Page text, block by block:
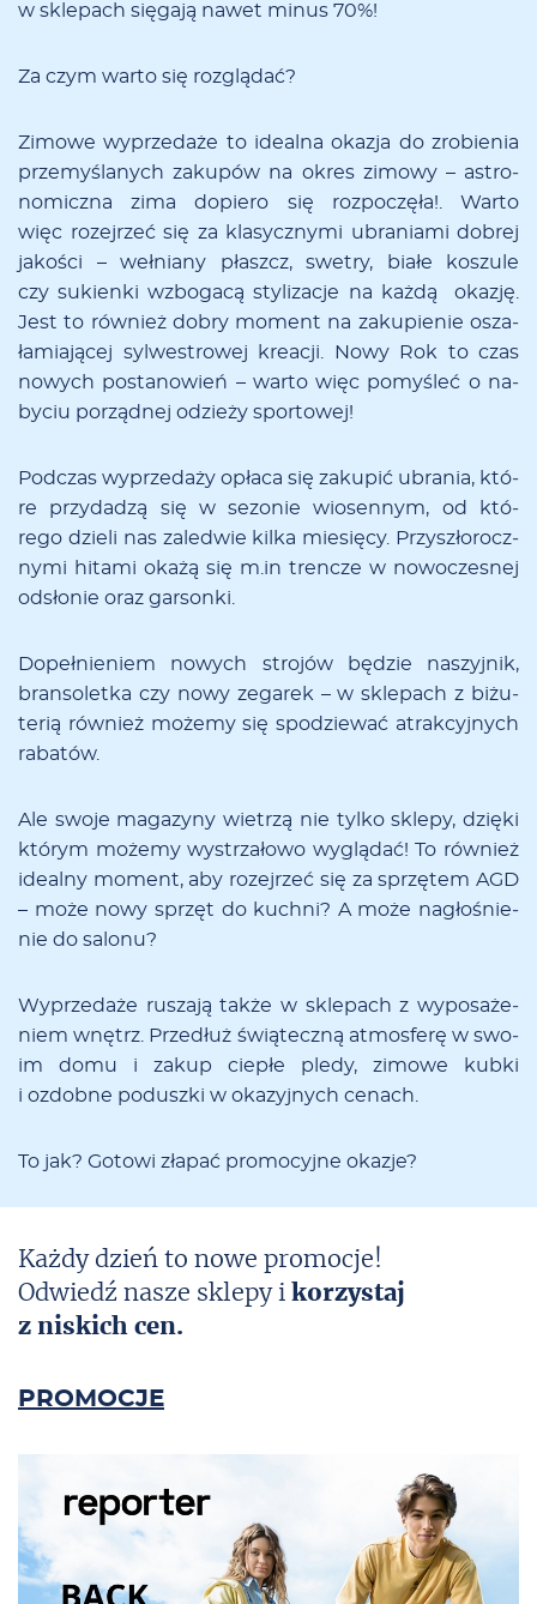
w skle­­pach się­­ga­­ją na­­wet mi­­nus 70%!
Za czym wa­r­to się roz­­glą­­dać?
Zi­mo­we wy­prze­da­że to ide­al­na oka­zja do zro­bie­nia
prze­my­śla­nych za­ku­pów na okres zi­mo­wy – astro­
no­micz­na zi­ma do­pie­ro się roz­po­czę­ła!. War­to
więc ro­zej­rzeć się za kla­sycz­ny­mi ubra­nia­mi do­brej
ja­ko­ści – weł­nia­ny płaszcz, swe­try, bia­łe ko­szu­le
czy su­kien­ki wzbo­ga­cą sty­li­za­cje na każ­dą oka­zję.
Jest to rów­nież do­bry mo­ment na za­ku­pie­nie osza­
ła­mia­ją­cej syl­we­stro­wej kre­acji. No­wy Rok to czas
no­wych po­sta­no­wień – war­to więc po­my­śleć o na­
by­ciu po­rząd­nej odzie­ży spor­to­wej!
Pod­czas wy­prze­da­ży opła­ca się za­ku­pić ubra­nia, któ­
re przy­da­dzą się w se­zo­nie wio­sen­nym, od któ­
rego dzie­li nas za­le­d­wie kil­ka mie­się­cy. Przy­szło­rocz­
ny­mi hi­ta­mi oka­żą się m.in tren­cze w no­wo­cze­snej
od­sło­nie oraz gar­son­ki.
Do­peł­nie­niem no­wych stro­jów bę­dzie na­szyj­nik,
bran­so­let­ka czy no­wy ze­ga­rek – w skle­pach z bi­żu­
te­rią rów­nież mo­że­my się spo­dzie­wać atrak­cyj­nych
ra­ba­tów.
Ale swo­je ma­ga­zy­ny wie­trzą nie tyl­ko skle­py, dzię­ki
któ­rym mo­że­my wy­strza­ło­wo wy­glą­dać! To rów­nież
ide­al­ny mo­ment, aby ro­zej­rzeć się za sprzę­tem AGD
– mo­że no­wy sprzęt do kuch­ni? A mo­że na­gło­śnie­
nie do sa­lo­nu?
Wy­prze­da­że ru­sza­ją tak­że w skle­pach z wy­po­sa­że­
niem wnętrz. Prze­dłuż świą­tecz­ną at­mos­fe­rę w swo­
im do­mu i za­kup cie­płe ple­dy, zi­mo­we kub­ki
i ozdob­ne po­dusz­ki w oka­zyj­nych ce­nach.
To jak? Go­­to­­wi zła­­pać pro­mo­cyj­ne oka­zje?
Każdy dzień to nowe promocje!
Odwiedź nasze sklepy i korzystaj
z niskich cen.
PROMOCJE